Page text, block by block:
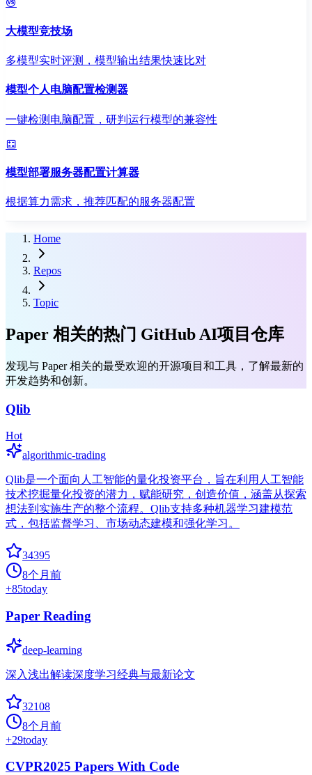
大模型竞技场
多模型实时评测，模型输出结果快速比对
模型个人电脑配置检测器
一键检测电脑配置，研判运行模型的兼容性
模型部署服务器配置计算器
根据算力需求，推荐匹配的服务器配置
Home
Repos
Topic
Paper 相关的热门 GitHub AI项目仓库
发现与 Paper 相关的最受欢迎的开源项目和工具，了解最新的
开发趋势和创新。
Qlib
Hot
algorithmic-trading
Qlib是一个面向人工智能的量化投资平台，旨在利用人工智能
技术挖掘量化投资的潜力，赋能研究，创造价值，涵盖从探索
想法到实施生产的整个流程。Qlib支持多种机器学习建模范
式，包括监督学习、市场动态建模和强化学习。
34395
8个月前
+85today
Paper Reading
deep-learning
深入浅出解读深度学习经典与最新论文
32108
8个月前
+29today
CVPR2025 Papers With Code